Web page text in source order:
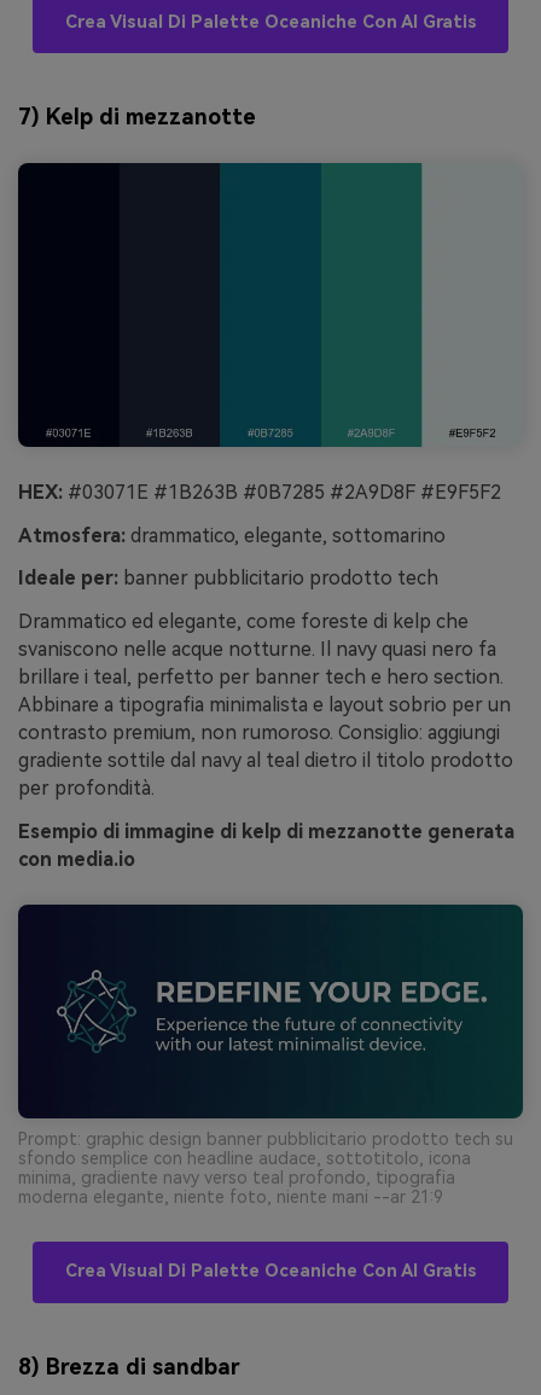
Crea Visual Di Palette Oceaniche Con AI Gratis
7) Kelp di mezzanotte
HEX: #03071E #1B263B #0B7285 #2A9D8F #E9F5F2
Atmosfera: drammatico, elegante, sottomarino
Ideale per: banner pubblicitario prodotto tech
Drammatico ed elegante, come foreste di kelp che
svaniscono nelle acque notturne. Il navy quasi nero fa
brillare i teal, perfetto per banner tech e hero section.
Abbinare a tipografia minimalista e layout sobrio per un
contrasto premium, non rumoroso. Consiglio: aggiungi
gradiente sottile dal navy al teal dietro il titolo prodotto
per profondità.
Esempio di immagine di kelp di mezzanotte generata
con media.io
Prompt: graphic design banner pubblicitario prodotto tech su
sfondo semplice con headline audace, sottotitolo, icona
minima, gradiente navy verso teal profondo, tipografia
moderna elegante, niente foto, niente mani --ar 21:9
Crea Visual Di Palette Oceaniche Con AI Gratis
8) Brezza di sandbar